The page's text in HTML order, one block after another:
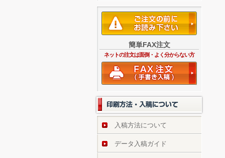
簡単FAX注文
ネットの注文は面倒・よく分からない方
入稿方法について
データ入稿ガイド